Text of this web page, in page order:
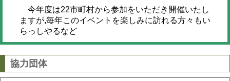
今年度は22市町村から参加をいただき開催いたし
ますが,毎年このイベントを楽しみに訪れる方々もい
らっしやるなど
協力団体